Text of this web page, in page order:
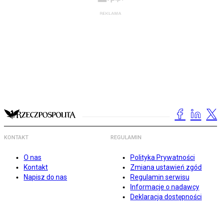
KONTAKT
O nas
Kontakt
Napisz do nas
REGULAMIN
Polityka Prywatności
Zmiana ustawień zgód
Regulamin serwisu
Informacje o nadawcy
Deklaracja dostępności